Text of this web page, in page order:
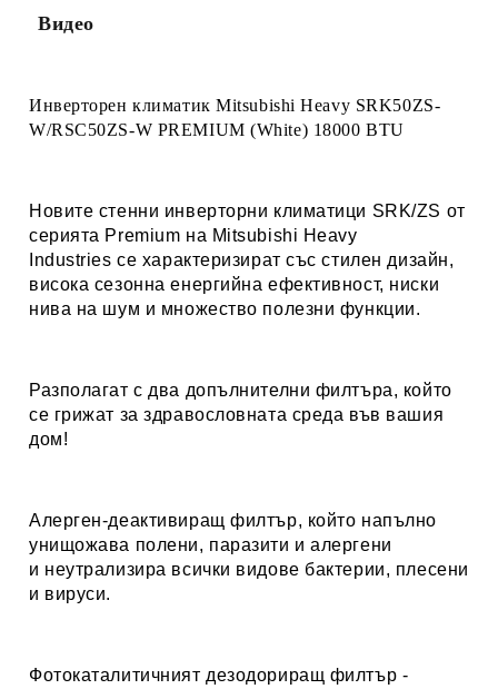
Видео
Инверторен климатик Mitsubishi Heavy SRK50ZS-
W/RSC50ZS-W PREMIUM (White) 18000 BTU
Новите стенни инверторни климатици SRK/ZS от
серията Premium на Mitsubishi Heavy
Industries се характеризират със стилен дизайн,
висока сезонна енергийна ефективност, ниски
нива на шум и множество полезни функции.
Разполагат с два допълнителни филтъра, който
се грижат за здравословната среда във вашия
дом!
Алерген-деактивиращ филтър, който напълно
унищожава полени, паразити и алергени
и неутрализира всички видове бактерии, плесени
и вируси.
Фотокаталитичният дезодориращ филтър -